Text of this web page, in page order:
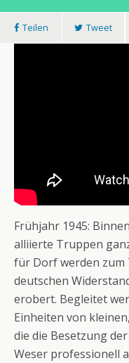
Teilen Tweet
Frühjahr 1945:
alliierte Truppen
für Dorf werden
deutschen
erobert. Begleitet
Einheiten von
die die Besetzung
Weser professionell